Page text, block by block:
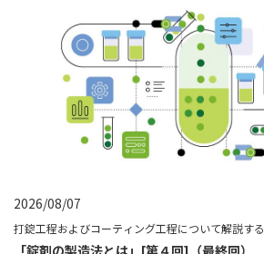
2026/08/07
打錠工程およびコーティング工程について解説する